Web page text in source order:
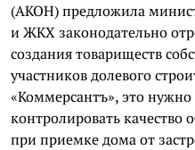
(АКОН) предложила
и ЖКХ законодательно
создания товариществ
участников долевого
«Коммерсантъ», это
контролировать
при приемке дома от